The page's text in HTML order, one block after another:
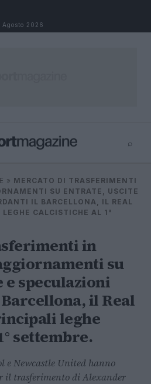
Agosto 2026
⌕
⌕ ×
» MERCATO DI TRASFERIMENTI
SU ENTRATE, USCITE
IL BARCELLONA, IL REAL
CALCISTICHE AL 1°
in
su
speculazioni
il Real
leghe
settembre.
e Newcastle United hanno
il trasferimento di Alexander